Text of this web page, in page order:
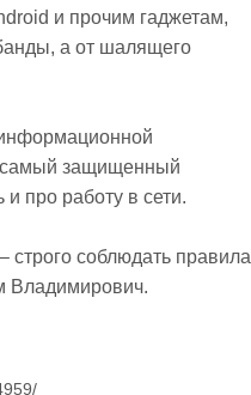
и прочим гаджетам,
а от шалящего
самый защищенный
про работу в сети.
строго соблюдать правила
Владимирович.